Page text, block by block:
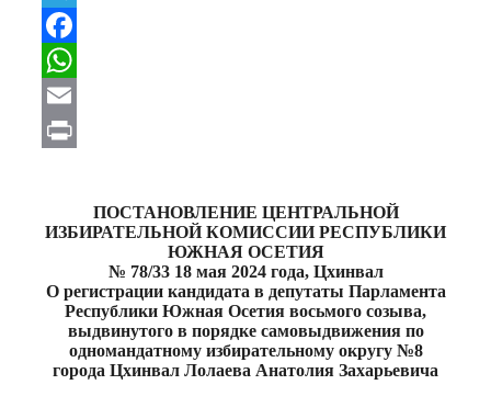
Telegram
Facebook
WhatsApp
Email
ПОСТАНОВЛЕНИЕ ЦЕНТРАЛЬНОЙ
ИЗБИРАТЕЛЬНОЙ КОМИССИИ РЕСПУБЛИКИ
ЮЖНАЯ ОСЕТИЯ
№ 78/33 18 мая 2024 года, Цхинвал
О регистрации кандидата в депутаты Парламента
Республики Южная Осетия восьмого созыва,
выдвинутого в порядке самовыдвижения по
одномандатному избирательному округу №8
города Цхинвал Лолаева Анатолия Захарьевича